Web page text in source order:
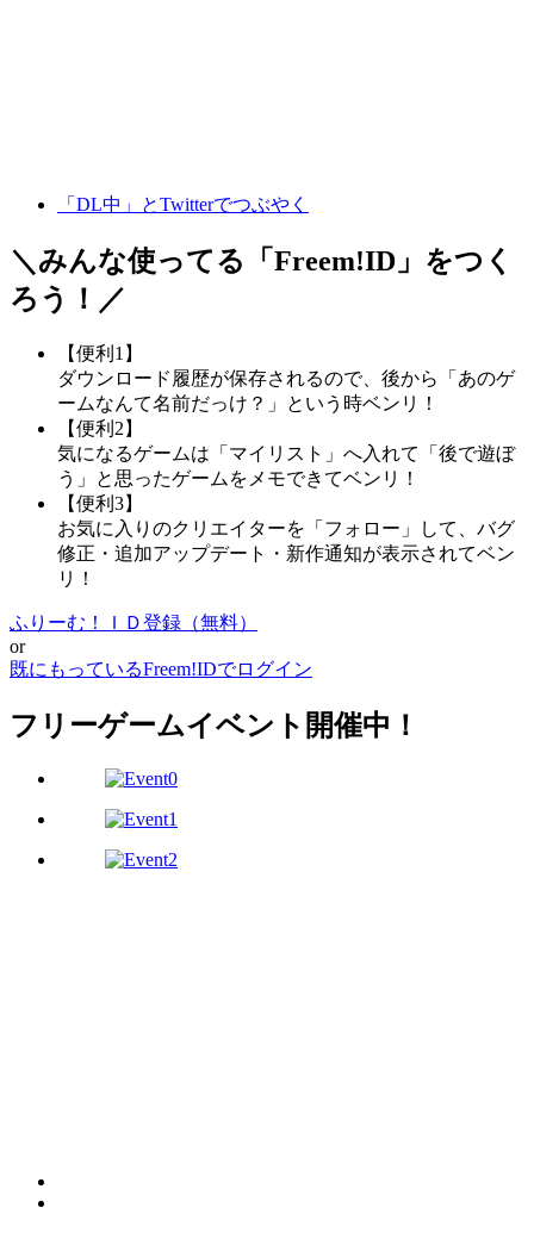
「DL中」とTwitterでつぶやく
＼みんな使ってる「 Freem!ID 」をつく
ろう！／
【便利1】
ダウンロード履歴が保存されるので、後から「あのゲ
ームなんて名前だっけ？」という時ベンリ！
【便利2】
気になるゲームは「マイリスト」へ入れて「後で遊ぼ
う」と思ったゲームをメモできてベンリ！
【便利3】
お気に入りのクリエイターを「フォロー」して、バグ
修正・追加アップデート・新作通知が表示されてベン
リ！
ふりーむ！ＩＤ登録（無料）
or
既にもっているFreem!IDでログイン
フリーゲームイベント開催中！